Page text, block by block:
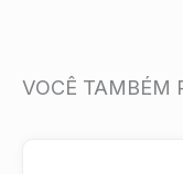
VOCÊ TAMBÉM